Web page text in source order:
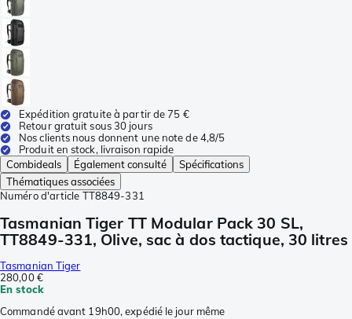
Expédition gratuite à partir de 75 €
Retour gratuit sous 30 jours
Nos clients nous donnent une note de 4,8/5
Produit en stock, livraison rapide
Combideals
Également consulté
Spécifications
Thématiques associées
Numéro d'article TT8849-331
Tasmanian Tiger TT Modular Pack 30 SL,
TT8849-331, Olive, sac à dos tactique, 30 litres
Tasmanian Tiger
280,00 €
En stock
Commandé avant 19h00, expédié le jour même